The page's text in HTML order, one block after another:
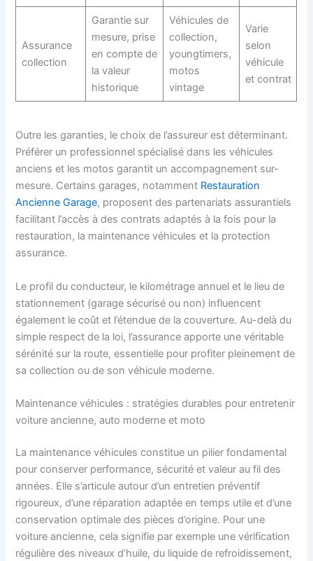
Assurance
collection
Garantie sur
mesure, prise
en compte de
la valeur
historique
Véhicules de
collection,
youngtimers,
motos
vintage
Varie
selon
véhicule
et contrat
Outre les garanties, le choix de l’assureur est déterminant.
Préférer un professionnel spécialisé dans les véhicules
anciens et les motos garantit un accompagnement sur-
mesure. Certains garages, notamment Restauration
Ancienne Garage, proposent des partenariats assurantiels
facilitant l’accès à des contrats adaptés à la fois pour la
restauration, la maintenance véhicules et la protection
assurance.
Le profil du conducteur, le kilométrage annuel et le lieu de
stationnement (garage sécurisé ou non) influencent
également le coût et l’étendue de la couverture. Au-delà du
simple respect de la loi, l’assurance apporte une véritable
sérénité sur la route, essentielle pour profiter pleinement de
sa collection ou de son véhicule moderne.
Maintenance véhicules : stratégies durables pour entretenir
voiture ancienne, auto moderne et moto
La maintenance véhicules constitue un pilier fondamental
pour conserver performance, sécurité et valeur au fil des
années. Elle s’articule autour d’un entretien préventif
rigoureux, d’une réparation adaptée en temps utile et d’une
conservation optimale des pièces d’origine. Pour une
voiture ancienne, cela signifie par exemple une vérification
régulière des niveaux d’huile, du liquide de refroidissement,